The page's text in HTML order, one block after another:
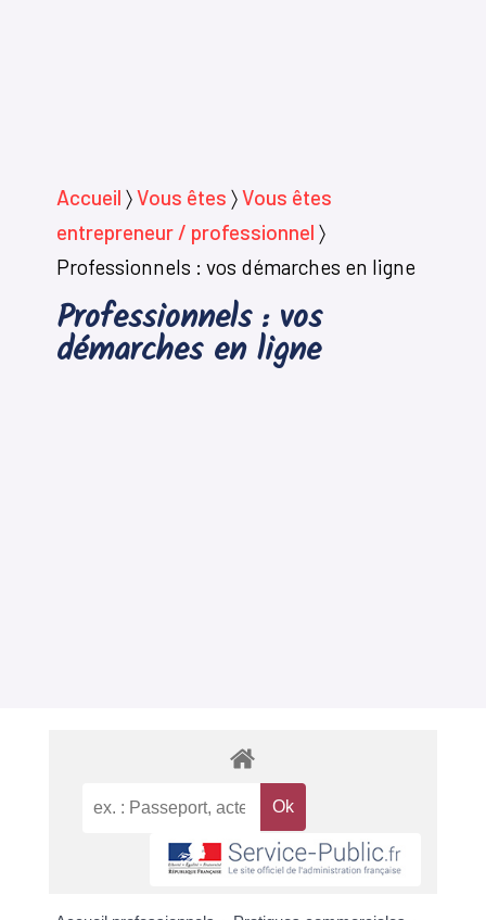
Accueil 〉Vous êtes 〉Vous êtes
entrepreneur / professionnel 〉
Professionnels : vos démarches en ligne
Professionnels : vos
démarches en ligne